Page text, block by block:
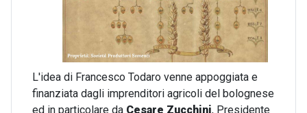
L'idea di Francesco Todaro venne appoggiata e
finanziata dagli imprenditori agricoli del bolognese
ed in particolare da Cesare Zucchini, Presidente